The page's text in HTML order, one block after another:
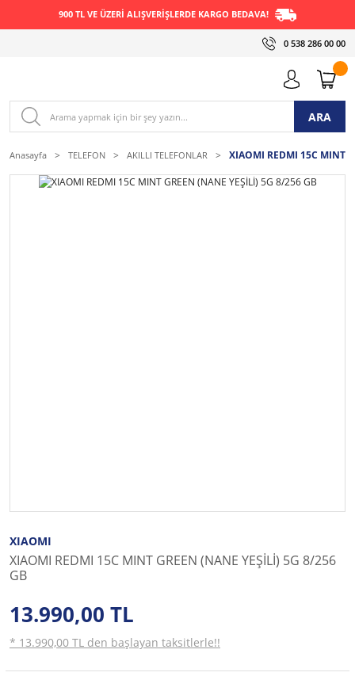
900 TL VE ÜZERİ ALIŞVERİŞLERDE KARGO BEDAVA!
0 538 286 00 00
ARA
Anasayfa TELEFON AKILLI TELEFONLAR XIAOMI REDMI 15C MINT
XIAOMI
XIAOMI REDMI 15C MINT GREEN (NANE YEŞİLİ) 5G 8/256
GB
13.990,00 TL
* 13.990,00 TL den başlayan taksitlerle!!